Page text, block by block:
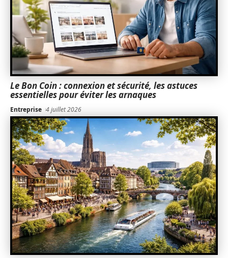
Le Bon Coin : connexion et sécurité, les astuces
essentielles pour éviter les arnaques
Entreprise 4 juillet 2026